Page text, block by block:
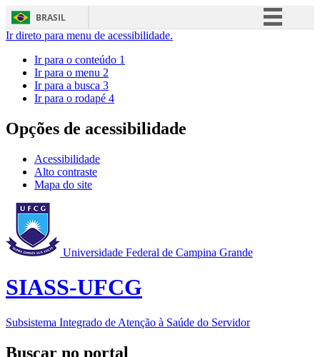
BRASIL
Ir direto para menu de acessibilidade.
Ir para o conteúdo 1
Ir para o menu 2
Ir para a busca 3
Ir para o rodapé 4
Opções de acessibilidade
Acessibilidade
Alto contraste
Mapa do site
Universidade Federal de Campina Grande
SIASS-UFCG
Subsistema Integrado de Atenção à Saúde do Servidor
Buscar no portal